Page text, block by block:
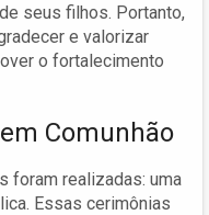
seus filhos. Portanto,
e valorizar
o fortalecimento
Comunhão
foram realizadas: uma
Essas cerimônias